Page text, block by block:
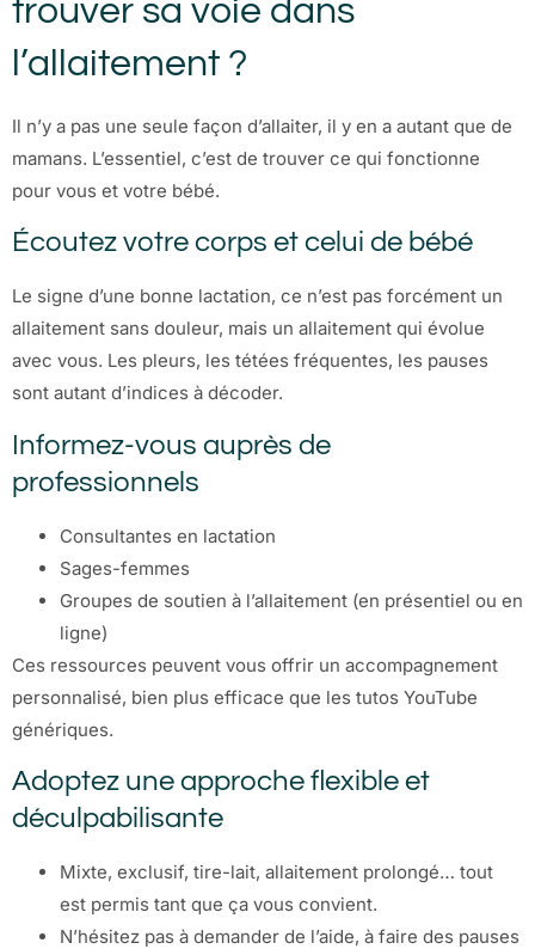
trouver sa voie dans
l’allaitement ?
Il n’y a pas une seule façon d’allaiter, il y en a autant que de
mamans. L’essentiel, c’est de trouver ce qui fonctionne
pour vous et votre bébé.
Écoutez votre corps et celui de bébé
Le signe d’une bonne lactation, ce n’est pas forcément un
allaitement sans douleur, mais un allaitement qui évolue
avec vous. Les pleurs, les tétées fréquentes, les pauses
sont autant d’indices à décoder.
Informez-vous auprès de
professionnels
Consultantes en lactation
Sages-femmes
Groupes de soutien à l’allaitement (en présentiel ou en
ligne)
Ces ressources peuvent vous offrir un accompagnement
personnalisé, bien plus efficace que les tutos YouTube
génériques.
Adoptez une approche flexible et
déculpabilisante
Mixte, exclusif, tire-lait, allaitement prolongé… tout
est permis tant que ça vous convient.
N’hésitez pas à demander de l’aide, à faire des pauses